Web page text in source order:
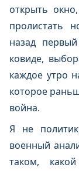
открыть
пролистать
назад
ковиде,
каждое утро
которое
война.
Я не
военный
таком,